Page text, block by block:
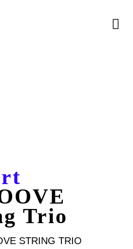
Trio
STRING TRIO